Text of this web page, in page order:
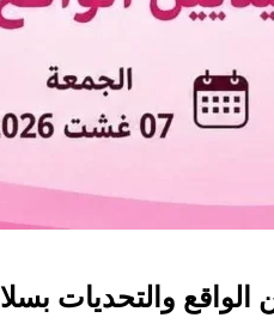
الواقع والتحديات بسلا